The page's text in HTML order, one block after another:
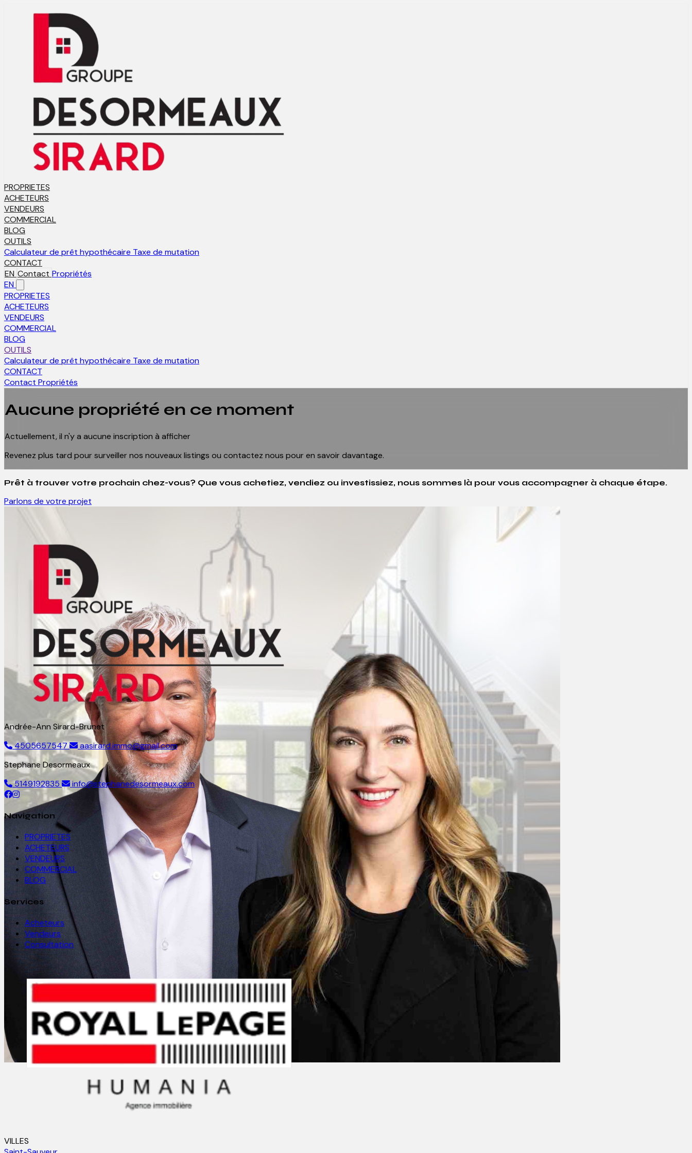
PROPRIETES
ACHETEURS
VENDEURS
COMMERCIAL
BLOG
OUTILS
Calculateur de prêt hypothécaire Taxe de mutation
CONTACT
EN Contact Propriétés
EN
PROPRIETES
ACHETEURS
VENDEURS
COMMERCIAL
BLOG
OUTILS
Calculateur de prêt hypothécaire Taxe de mutation
CONTACT
Contact Propriétés
Aucune propriété en ce moment
Actuellement, il n'y a aucune inscription à afficher
Revenez plus tard pour surveiller nos nouveaux listings ou contactez nous pour en savoir davantage.
Prêt à trouver votre prochain chez-vous? Que vous achetiez, vendiez ou investissiez, nous sommes là pour vous accompagner à chaque étape.
Parlons de votre projet
Andrée-Ann Sirard-Brunet
4505657547
aasirard.immo@gmail.com
Stephane Desormeaux
5149192835
info@stephanedesormeaux.com
Navigation
PROPRIETES
ACHETEURS
VENDEURS
COMMERCIAL
BLOG
Services
Acheteurs
Vendeurs
Consultation
VILLES